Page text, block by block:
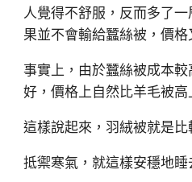
人覺得不舒服，反而多了
果並不會輸給蠶絲被，價格
事實上，由於蠶絲被成本
好，價格上自然比羊毛被高
這樣說起來，羽絨被就是比
抵禦寒氣，就這樣安穩地睡